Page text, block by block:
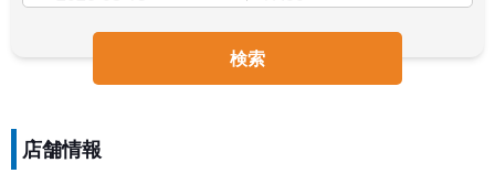
検索
店舗情報